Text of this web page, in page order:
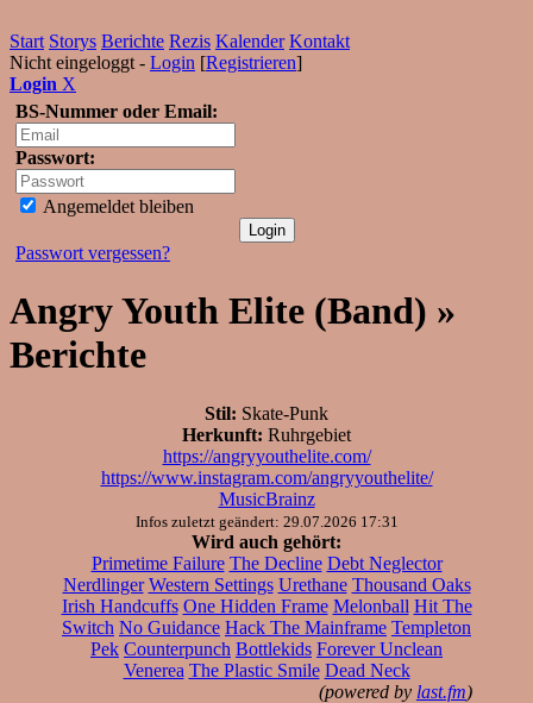
Start Storys Berichte Rezis Kalender Kontakt
Nicht eingeloggt - Login [Registrieren]
Login X
BS-Nummer oder Email:
Passwort:
Angemeldet bleiben
Passwort vergessen?
Angry Youth Elite (Band) »
Berichte
Stil: Skate-Punk
Herkunft: Ruhrgebiet
https://angryyouthelite.com/
https://www.instagram.com/angryyouthelite/
MusicBrainz
Infos zuletzt geändert: 29.07.2026 17:31
Wird auch gehört:
Primetime Failure The Decline Debt Neglector
Nerdlinger Western Settings Urethane Thousand Oaks
Irish Handcuffs One Hidden Frame Melonball Hit The
Switch No Guidance Hack The Mainframe Templeton
Pek Counterpunch Bottlekids Forever Unclean
Venerea The Plastic Smile Dead Neck
(powered by last.fm)